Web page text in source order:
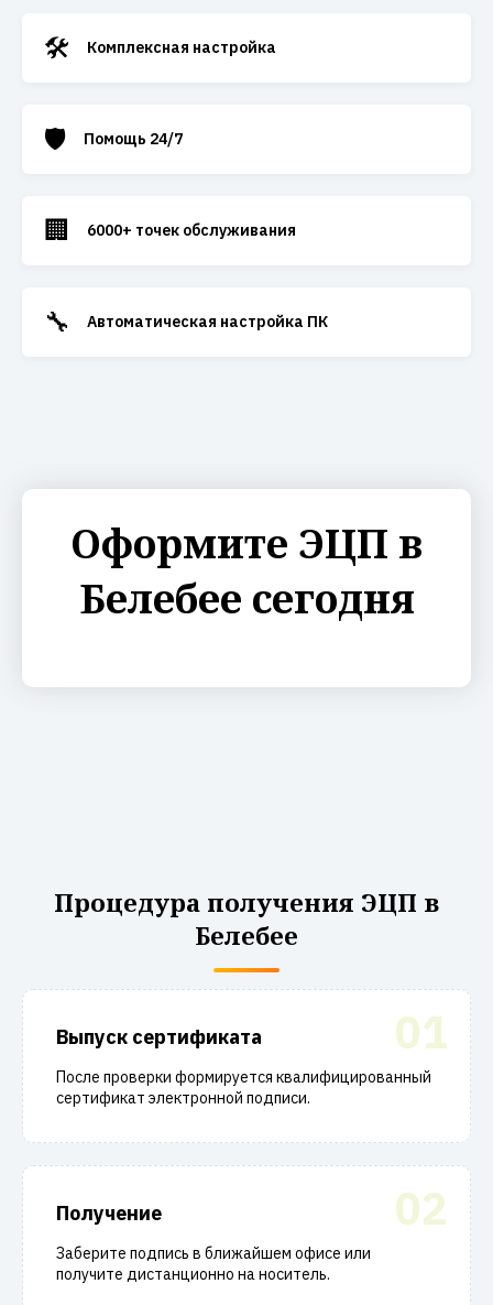
🛠️ Комплексная настройка
🛡️ Помощь 24/7
🏢 6000+ точек обслуживания
🔧 Автоматическая настройка ПК
Оформите ЭЦП в
Белебее сегодня
Процедура получения ЭЦП в
Белебее
01
Выпуск сертификата
После проверки формируется квалифицированный
сертификат электронной подписи.
02
Получение
Заберите подпись в ближайшем офисе или
получите дистанционно на носитель.